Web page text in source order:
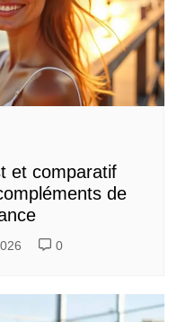
et comparatif
de
0